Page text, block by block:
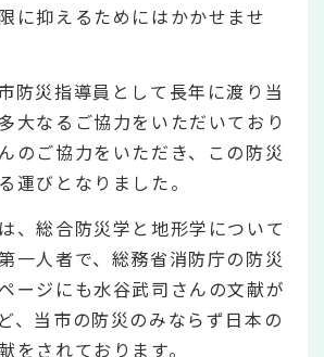
に抑えるためにはかかせませ
防災指導員として長年に渡り当
大なるご協力をいただいており
のご協力をいただき、この防災
運びとなりました。
、総合防災学と地形学について
一人者で、総務省消防庁の防災
ージにも水谷武司さんの文献が
、当市の防災のみならず日本の
をされております。